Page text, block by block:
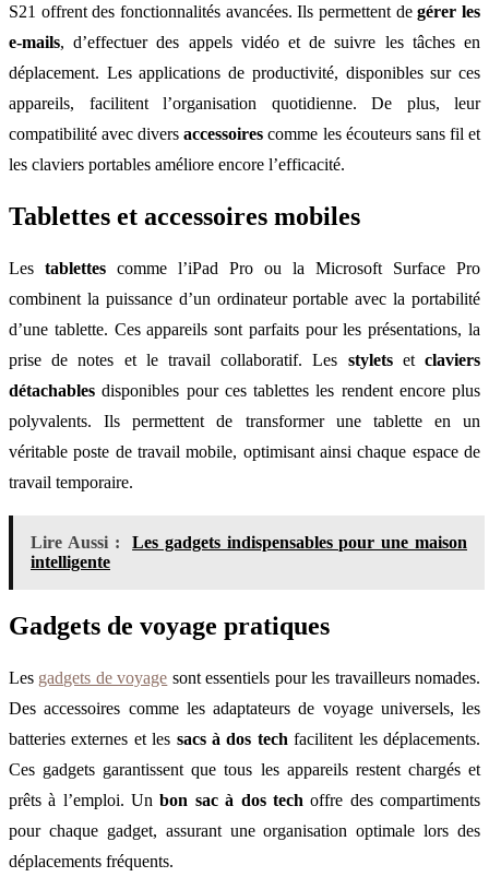
S21 offrent des fonctionnalités avancées. Ils permettent degérer les
e-mails, d’effectuer des appels vidéo et de suivre les tâches en
déplacement. Les applications de productivité, disponibles sur ces
appareils, facilitent l’organisation quotidienne. De plus, leur
compatibilité avec diversaccessoires comme les écouteurs sans fil et
les claviers portables améliore encore l’efficacité.
Tablettes et accessoires mobiles
Les tablettes comme l’iPad Pro ou la Microsoft Surface Pro
combinent la puissance d’un ordinateur portable avec la portabilité
d’une tablette. Ces appareils sont parfaits pour les présentations, la
prise de notes et le travail collaboratif. Les styletsetclaviers
détachables disponibles pour ces tablettes les rendent encore plus
polyvalents. Ils permettent de transformer une tablette en un
véritable poste de travail mobile, optimisant ainsi chaque espace de
travail temporaire.
Lire Aussi :
Les gadgets indispensables pour une maison
intelligente
Gadgets de voyage pratiques
Les gadgets de voyage sont essentiels pour les travailleurs nomades.
Des accessoires comme les adaptateurs de voyage universels, les
batteries externes et les sacs à dos tech facilitent les déplacements.
Ces gadgets garantissent que tous les appareils restent chargés et
prêts à l’emploi. Unbon sac à dos tech offre des compartiments
pour chaque gadget, assurant une organisation optimale lors des
déplacements fréquents.